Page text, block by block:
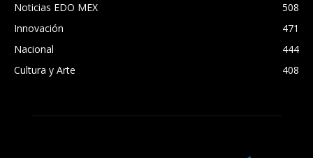
Noticias EDO MEX
508
Innovación
471
Nacional
444
Cultura y Arte
408